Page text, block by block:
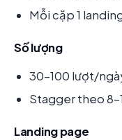
Mỗi cặp 1
Số lượng
30-100 lượt/
Stagger theo 8-
Landing page